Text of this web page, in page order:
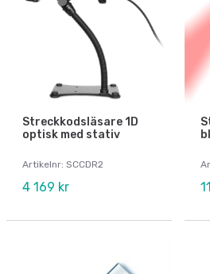
Streckkodsläsare 1D
optisk med stativ
Artikelnr: SCCDR2
4 169 kr